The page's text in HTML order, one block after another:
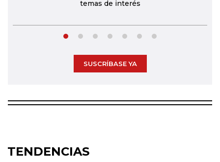
temas de interés
SUSCRÍBASE YA
TENDENCIAS